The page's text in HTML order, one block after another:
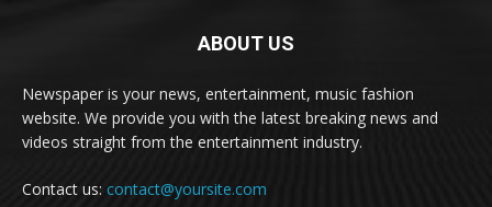
ABOUT US
Newspaper is your news, entertainment, music fashion
website. We provide you with the latest breaking news and
videos straight from the entertainment industry.
Contact us: contact@yoursite.com